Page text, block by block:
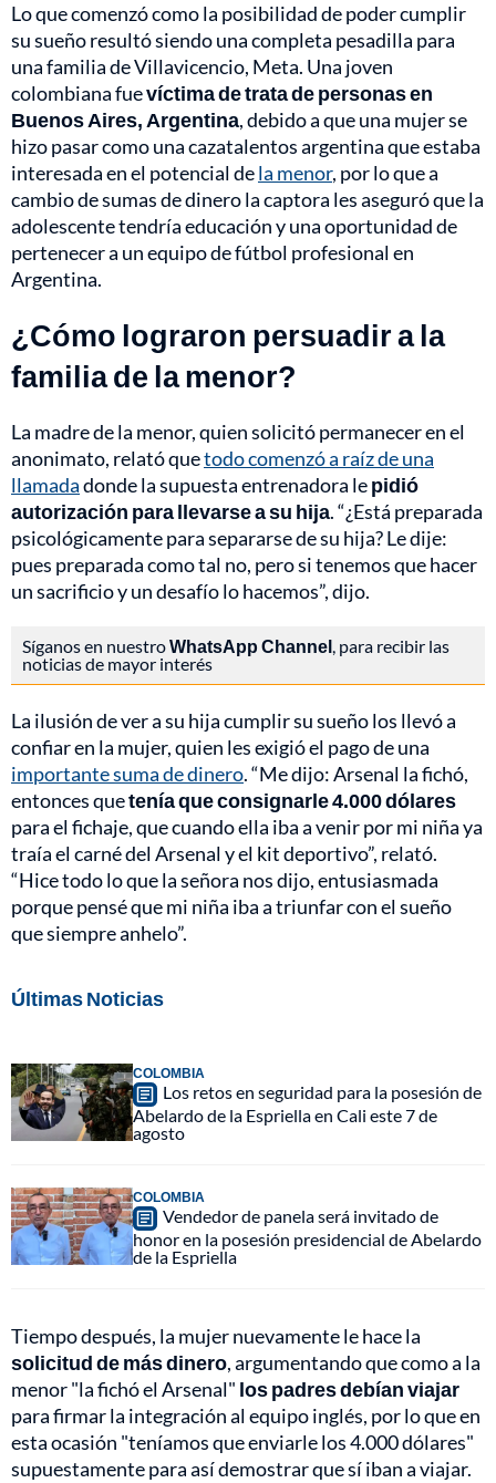
Lo que comenzó como la posibilidad de poder cumplir
su sueño resultó siendo una completa pesadilla para
una familia de Villavicencio, Meta. Una joven
colombiana fuevíctima de trata de personasen
Buenos Aires, Argentina, debido a que una mujer se
hizo pasar como una cazatalentos argentina que estaba
interesada en el potencial dela menor, por lo que a
cambio de sumas de dinero la captora les aseguró que la
adolescente tendría educación y una oportunidad de
pertenecer a un equipo de fútbol profesional en
Argentina.
¿Cómo lograron persuadir a la
familia de la menor?
La madre de la menor, quien solicitó permanecer en el
anonimato, relató quetodo comenzó a raíz de una
llamadadonde la supuesta entrenadora lepidió
autorización para llevarse a su hija. “¿Está preparada
psicológicamente para separarse de su hija? Le dije:
pues preparada como tal no, pero si tenemos que hacer
un sacrificio y un desafío lo hacemos”, dijo.
Síganos en nuestroWhatsApp Channel, para recibir las
noticias de mayor interés
La ilusión de ver a su hija cumplir su sueño los llevó a
confiar en la mujer, quien les exigió el pago de una
importante suma de dinero. “Me dijo: Arsenal la fichó,
entonces quetenía que consignarle 4.000 dólares
para el fichaje, que cuando ella iba a venir por mi niña ya
traía el carné del Arsenal y el kit deportivo”, relató.
“Hice todo lo que la señora nos dijo, entusiasmada
porque pensé que mi niña iba a triunfar con el sueño
que siempre anhelo”.
Últimas Noticias
COLOMBIA
Los retos en seguridad para la posesión de
Abelardo de la Espriella en Cali este 7 de
agosto
COLOMBIA
Vendedor de panela será invitado de
honor en la posesión presidencial de Abelardo
de la Espriella
Tiempo después, la mujer nuevamente le hace la
solicitud de más dinero, argumentando que como a la
menor "la fichó el Arsenal" los padres debían viajar
para firmar la integración al equipo inglés, por lo que en
esta ocasión "teníamos que enviarle los 4.000 dólares"
supuestamente para así demostrar que sí iban a viajar.